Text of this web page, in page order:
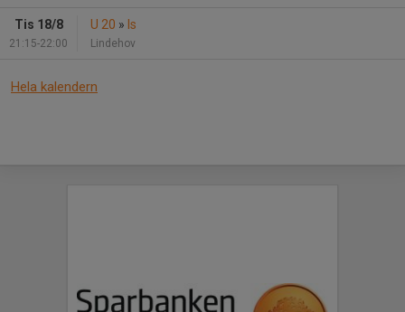
Tis 18/8
21:15-22:00
U 20 » Is
Lindehov
Hela kalendern